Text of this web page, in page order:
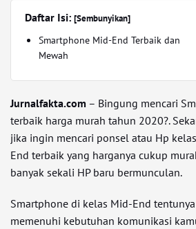
Daftar Isi: [Sembunyikan]
Smartphone Mid-End Terbaik dan
Mewah
Jurnalfakta.com – Bingung mencari
terbaik harga murah tahun 2020?.
jika ingin mencari ponsel atau Hp
End terbaik yang harganya cukup
banyak sekali HP baru bermunculan.
Smartphone di kelas Mid-End
memenuhi kebutuhan komunikasi